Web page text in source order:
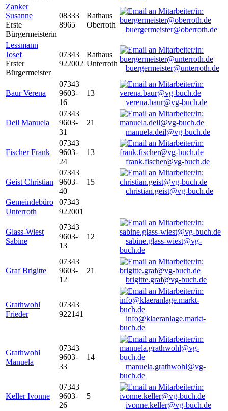
Zanker
Susanne
Erste
Bürgermeisterin
08333
8965
Rathaus
Oberroth
buergermeister@oberroth.de
Lessmann
Josef
Erster
Bürgermeister
07343
922002
Rathaus
Unterroth
buergermeister@unterroth.de
Baur Verena
07343
9603-
16
13
verena.baur@vg-buch.de
Deil Manuela
07343
9603-
31
21
manuela.deil@vg-buch.de
Fischer Frank
07343
9603-
24
13
frank.fischer@vg-buch.de
Geist Christian
07343
9603-
40
15
christian.geist@vg-buch.de
Gemeindebüro
Unterroth
07343
922001
Glass-Wiest
Sabine
07343
9603-
13
12
sabine.glass-wiest@vg-
buch.de
Graf Brigitte
07343
9603-
12
21
brigitte.graf@vg-buch.de
Grathwohl
Frieder
07343
922141
info@klaeranlage.markt-
buch.de
Grathwohl
Manuela
07343
9603-
33
14
manuela.grathwohl@vg-
buch.de
Keller Ivonne
07343
9603-
26
5
ivonne.keller@vg-buch.de